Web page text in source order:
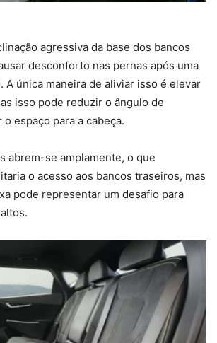
agressiva da base dos bancos
desconforto nas pernas após uma
A única maneira de aliviar isso é elevar
isso pode reduzir o ângulo de
espaço para a cabeça.
abrem-se amplamente, o que
o acesso aos bancos traseiros, mas
pode representar um desafio para